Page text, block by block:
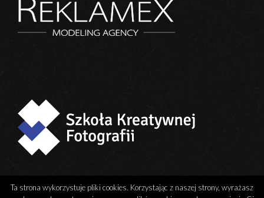
Ta strona wykorzystuje pliki cookies. Korzystając z naszej strony, wyrażasz